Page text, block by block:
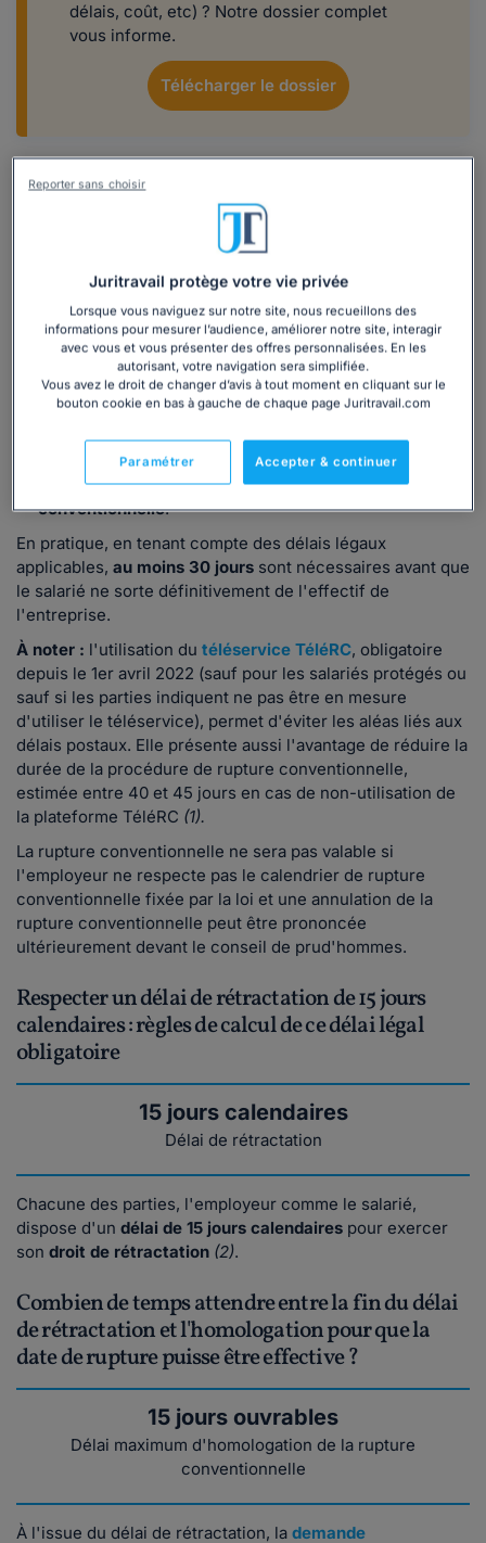
délais, coût, etc) ? Notre dossier complet
vous informe.
Télécharger le dossier
Quel est le délai minimum à prévoir dans une
rupture conventionnelle entre la signature de
la convention et le départ effectif du salarié ?
Lorsque vous signez une
rupture conventionnelle (RC)
avec l'un de vos salariés, la rupture du contrat de travail
ne prend pas effet immédiatement.
date de fin de contrat(donc ladate de prise d'effet
de la rupture conventionnelleindividuelle) doit
obligatoirement interveniraprès l'expirationdes deux
délai de rétractation
puis d'undélai d'homologation de la rupture
conventionnelle.
En pratique, en tenant compte des délais légaux
applicables, au moins 30 jours sont nécessaires avant que
le salarié ne sorte définitivement de l'effectif de
l'entreprise.
À noter : l'utilisation du téléservice TéléRC, obligatoire
depuis le 1er avril 2022 (sauf pour les salariés protégés ou
sauf si les parties indiquent ne pas être en mesure
d'utiliser le téléservice), permet d'éviter les aléas liés aux
délais postaux. Elle présente aussi l'avantage de réduire la
durée de la procédure de rupture conventionnelle,
estimée entre 40 et 45 jours en cas de non-utilisation de
la plateforme TéléRC (1).
La rupture conventionnelle ne sera pas valable si
l'employeur ne respecte pas le calendrier de rupture
conventionnelle fixée par la loi et une annulation de la
rupture conventionnelle peut être prononcée
ultérieurement devant le conseil de prud'hommes.
Respecter un délai de rétractation de 15 jours
calendaires : règles de calcul de ce délai légal
obligatoire
15 jours calendaires
Délai de rétractation
Chacune des parties, l'employeur comme le salarié,
dispose d'un délai de 15 jours calendaires pour exercer
son droit de rétractation (2).
Combien de temps attendre entre la fin du délai
de rétractation et l'homologation pour que la
date de rupture puisse être effective ?
15 jours ouvrables
Délai maximum d'homologation de la rupture
conventionnelle
À l'issue du délai de rétractation, la demande
Juritravail protège votre vie privée
Lorsque vous naviguez sur notre site, nous recueillons des
informations pour mesurer l’audience, améliorer notre site, interagir
avec vous et vous présenter des offres personnalisées. En les
autorisant, votre navigation sera simplifiée.
Vous avez le droit de changer d’avis à tout moment en cliquant sur le
bouton cookie en bas à gauche de chaque page Juritravail.com
Accepter & continuer
Paramétrer
Reporter sans choisir